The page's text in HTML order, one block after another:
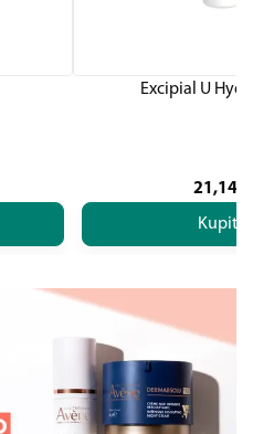
Excipial U
21,14
Kupite